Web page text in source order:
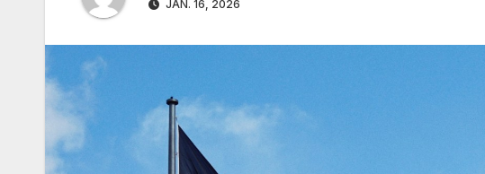
JAN. 16, 2026